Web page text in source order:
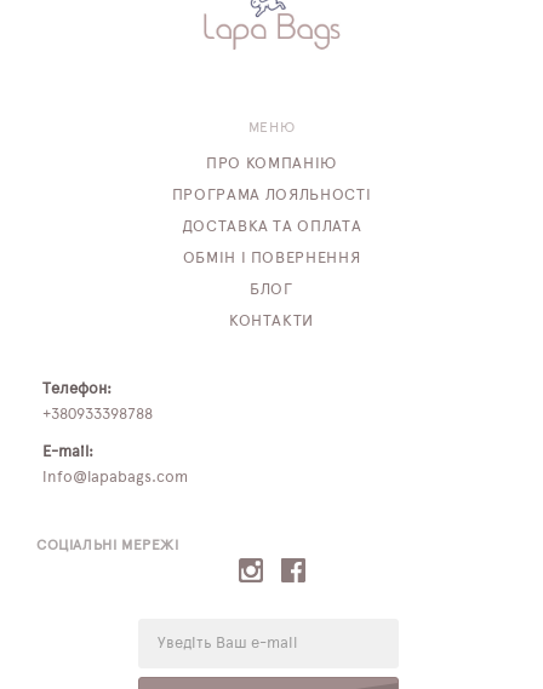
СОЦІАЛЬНІ МЕРЕЖІ
МЕНЮ
ПРО КОМПАНІЮ
ПРОГРАМА ЛОЯЛЬНОСТІ
ДОСТАВКА ТА ОПЛАТА
ОБМІН І ПОВЕРНЕННЯ
БЛОГ
КОНТАКТИ
Телефон:
+380933398788
E-mail:
info@lapabags.com